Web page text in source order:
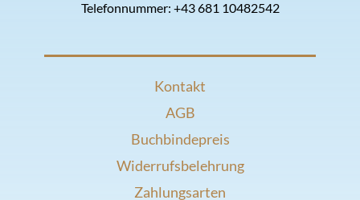
Telefonnummer: +43 681 10482542
Kontakt
AGB
Buchbindepreis
Widerrufsbelehrung
Zahlungsarten